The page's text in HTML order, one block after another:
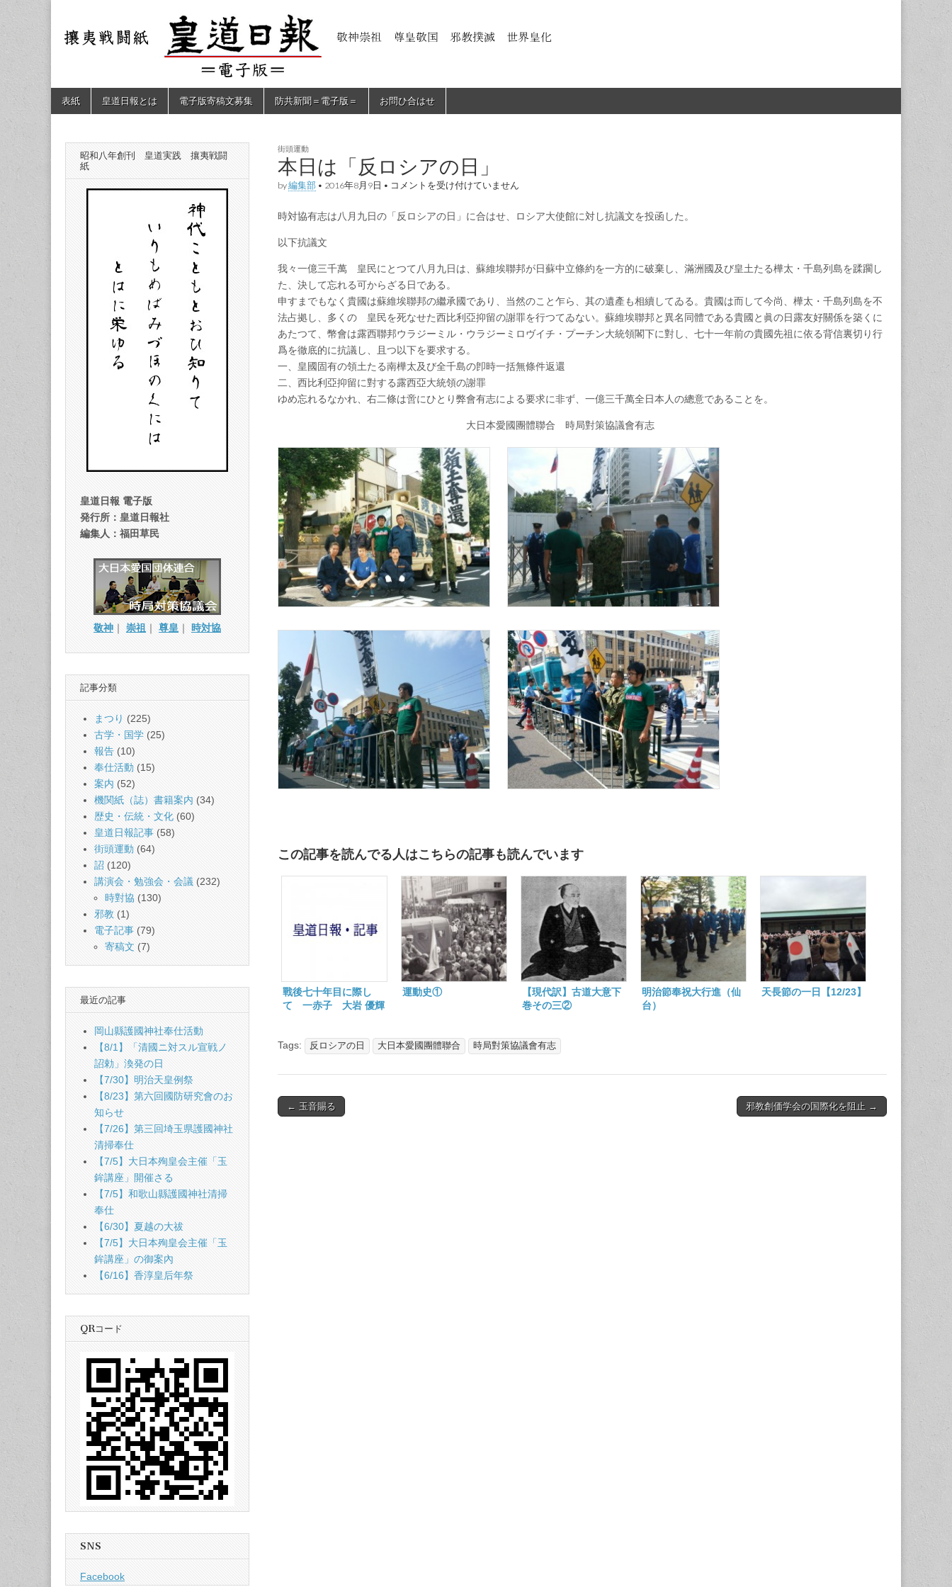
皇道
（防
共新
聞）
敬神
｜崇
祖｜
年創
刊
皇道
践
攘夷
戦闘
Main
menu
Skip
表紙 皇道日報とは 電子版寄稿文募集 防共新聞＝電子版＝ お問ひ合はせ
街頭運動
本日は「反ロシアの日」
by編集部 • 2016年8月9日 • 本
「反
の
日」
は
コメントを受け付けていません
時対協有志は八月九日の「反ロシアの日」に合はせ、ロシア大使館に対し抗議文を投函した。
以下抗議文
我々一億三千萬 皇民にとつて八月九日は、蘇維埃聯邦が日蘇中立條約を一方的に破棄し、滿洲國及び皇土たる樺太・千島列島を蹂躙し
た、決して忘れる可からざる日である。
申すまでもなく貴國は蘇維埃聯邦の繼承國であり、当然のこと乍ら、其の遺產も相續してゐる。貴國は而して今尚、樺太・千島列島を不
法占拠し、多くの 皇民を死なせた西比利亞抑留の謝罪を行つてゐない。蘇維埃聯邦と異名同體である貴國と眞の日露友好關係を築くに
あたつて、幣會は露西聯邦ウラジーミル・ウラジーミロヴイチ・プーチン大統領閣下に對し、七十一年前の貴國先祖に依る背信裏切り行
爲を徹底的に抗議し、且つ以下を要求する。
一、皇國固有の領土たる南樺太及び全千島の卽時一括無條件返還
二、西比利亞抑留に對する露西亞大統領の謝罪
ゆめ忘れるなかれ、右二條は啻にひとり弊會有志による要求に非ず、一億三千萬全日本人の總意であることを。
大日本愛國團體聯合 時局對策協議會有志
この記事を読んでる人はこちらの記事も読んでいます
戰後七十年目に際し
て 一赤子 大岩 優輝
運動史①
【現代訳】古道大意下
巻その三②
明治節奉祝大行進（仙
台）
天長節の一日【12/23】
Tags: 反ロシアの日 大日本愛國團體聯合 時局對策協議會有志
Post
← 玉音賜る 邪教創価学会の国際化を阻止 →
昭和八年創刊 皇道実践 攘夷戦闘
紙
皇道日報 電子版
発行所：皇道日報社
編集人：福田草民
敬神 ｜ 崇祖 ｜ 尊皇 ｜ 時対協
記事分類
まつり (225)
古学・国学 (25)
報告 (10)
奉仕活動 (15)
案内 (52)
機関紙（誌）書籍案内 (34)
歴史・伝統・文化 (60)
皇道日報記事 (58)
街頭運動 (64)
詔 (120)
講演会・勉強会・会議 (232)
時對協 (130)
邪教 (1)
電子記事 (79)
寄稿文 (7)
最近の記事
岡山縣護國神社奉仕活動
【8/1】「清國ニ対スル宣戦ノ
詔勅」渙発の日
【7/30】明治天皇例祭
【8/23】第六回國防研究會のお
知らせ
【7/26】第三回埼玉県護國神社
清掃奉仕
【7/5】大日本殉皇会主催「玉
鉾講座」開催さる
【7/5】和歌山縣護國神社清掃
奉仕
【6/30】夏越の大祓
【7/5】大日本殉皇会主催「玉
鉾講座」の御案內
【6/16】香淳皇后年祭
QRコード
SNS
Facebook